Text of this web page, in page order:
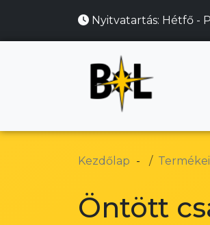
Nyitvatartás: Hétfő -
Kezdőlap
Öntött